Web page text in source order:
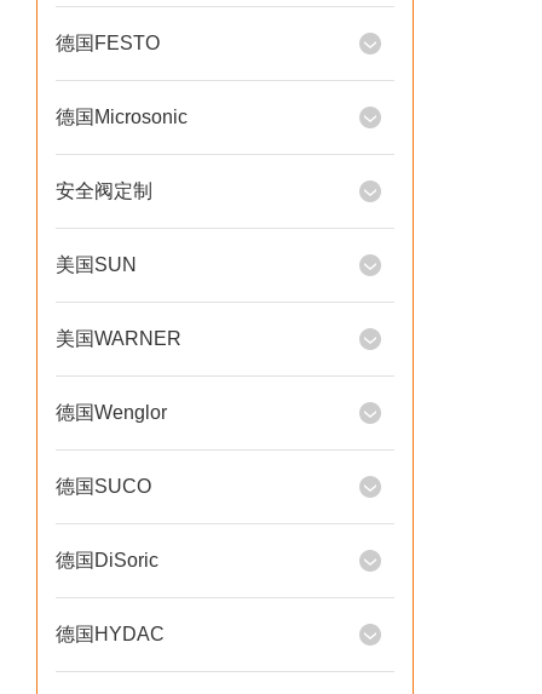
德国FESTO
德国Microsonic
安全阀定制
美国SUN
美国WARNER
德国Wenglor
德国SUCO
德国DiSoric
德国HYDAC